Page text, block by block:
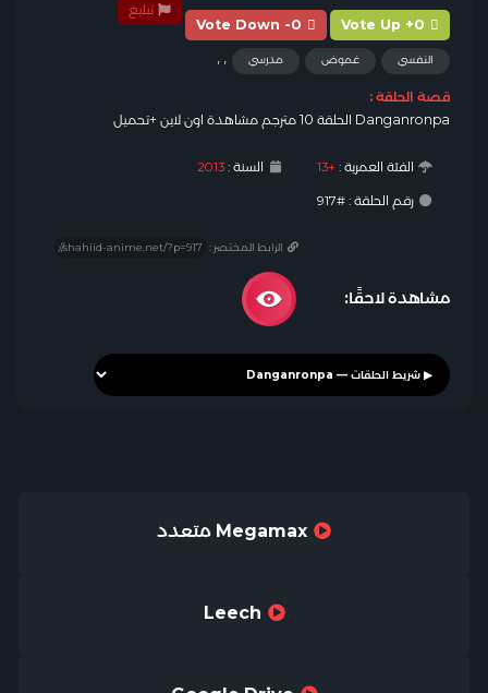
Vote Up +0
Vote Down -0
تبليغ
النفسي غموض مدرسي
قصة الحلقة :
Danganronpa الحلقة 10 مترجم مشاهدة اون لاين +تحميل
الفئة العمرية : +13 السنة : 2013
رقم الحلقة : #917
الرابط المختصر :
مشاهدة لاحقًا: